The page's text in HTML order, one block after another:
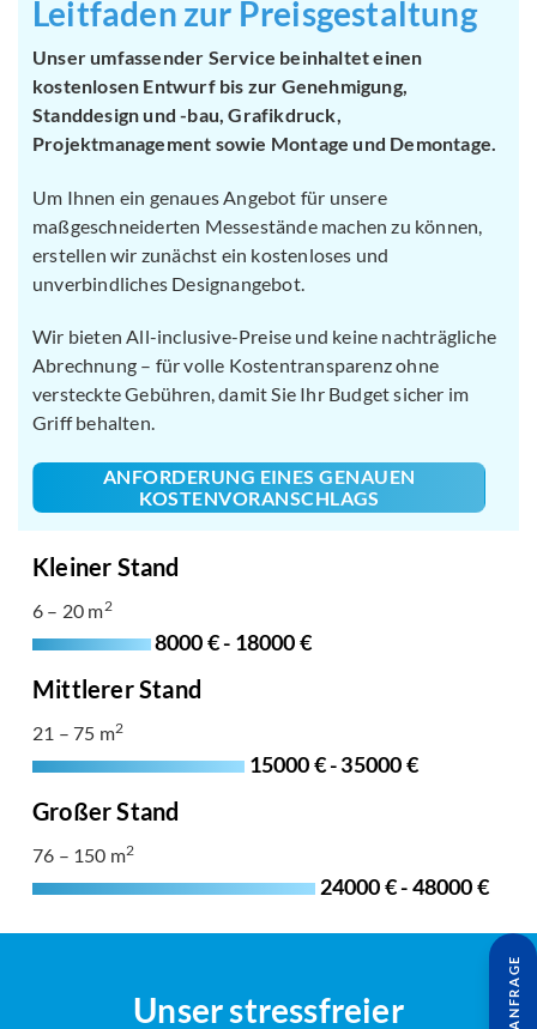
Leitfaden zur Preisgestaltung
Unser umfassender Service beinhaltet einen
kostenlosen Entwurf bis zur Genehmigung,
Standdesign und -bau, Grafikdruck,
Projektmanagement sowie Montage und Demontage.
Um Ihnen ein genaues Angebot für unsere
maßgeschneiderten Messestände machen zu können,
erstellen wir zunächst ein kostenloses und
unverbindliches Designangebot.
Wir bieten All-inclusive-Preise und keine nachträgliche
Abrechnung – für volle Kostentransparenz ohne
versteckte Gebühren, damit Sie Ihr Budget sicher im
Griff behalten.
ANFORDERUNG EINES GENAUEN
KOSTENVORANSCHLAGS
Kleiner Stand
6 – 20 m2
8000 € - 18000 €
Mittlerer Stand
21 – 75 m2
15000 € - 35000 €
Großer Stand
76 – 150 m2
24000 € - 48000 €
Unser stressfreier